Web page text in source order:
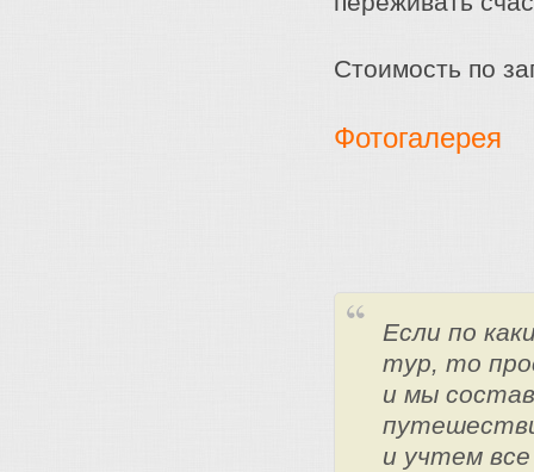
Стоимость по
Фотогалерея
Если по
тур, то
и мы
и учтем